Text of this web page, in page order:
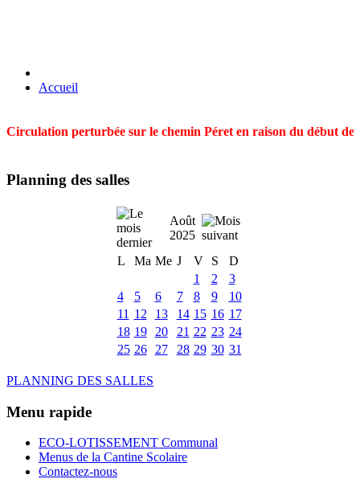
Accueil
Circulation perturbée sur le chemin Péret en raison du début
Planning des salles
Août
2025
L
Ma Me J V S
D
1
2
3
4
5 6 7 8 9
10
11 12 13 14 15 16 17
18 19 20 21 22 23 24
25 26 27 28 29 30 31
PLANNING DES SALLES
Menu rapide
ECO-LOTISSEMENT Communal
Menus de la Cantine Scolaire
Contactez-nous